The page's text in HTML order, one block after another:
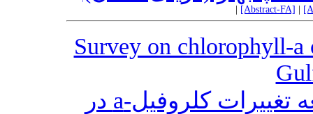
[Abstract-FA]
Survey on chlorophyll-a
مقاله علمی – پژوهشی:‌ مطالعه تغییرات کلروفیل-a در